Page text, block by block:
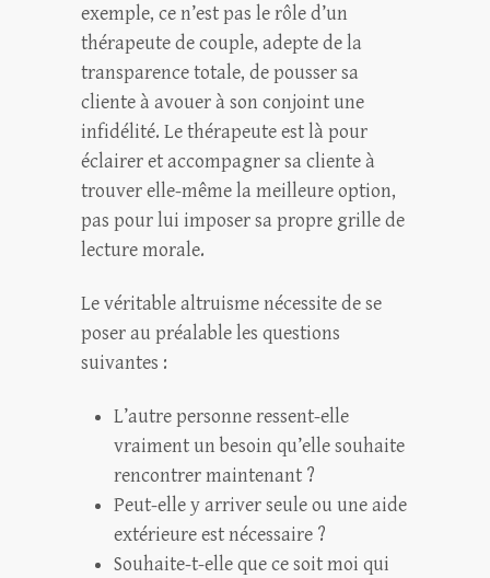
exemple, ce n’est pas le rôle d’un
thérapeute de couple, adepte de la
transparence totale, de pousser sa
cliente à avouer à son conjoint une
infidélité. Le thérapeute est là pour
éclairer et accompagner sa cliente à
trouver elle-même la meilleure option,
pas pour lui imposer sa propre grille de
lecture morale.
Le véritable altruisme nécessite de se
poser au préalable les questions
suivantes :
L’autre personne ressent-elle
vraiment un besoin qu’elle souhaite
rencontrer maintenant ?
Peut-elle y arriver seule ou une aide
extérieure est nécessaire ?
Souhaite-t-elle que ce soit moi qui